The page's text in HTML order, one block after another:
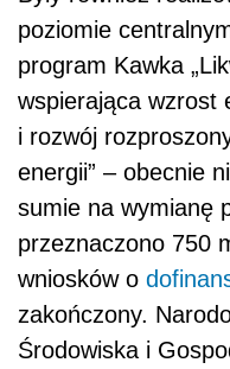
poziomie
program Kawka
wspierająca wzrost
i rozwój
energii” – obecnie
sumie na wymianę
przeznaczono 750
wniosków o
zakończony.
Środowiska i